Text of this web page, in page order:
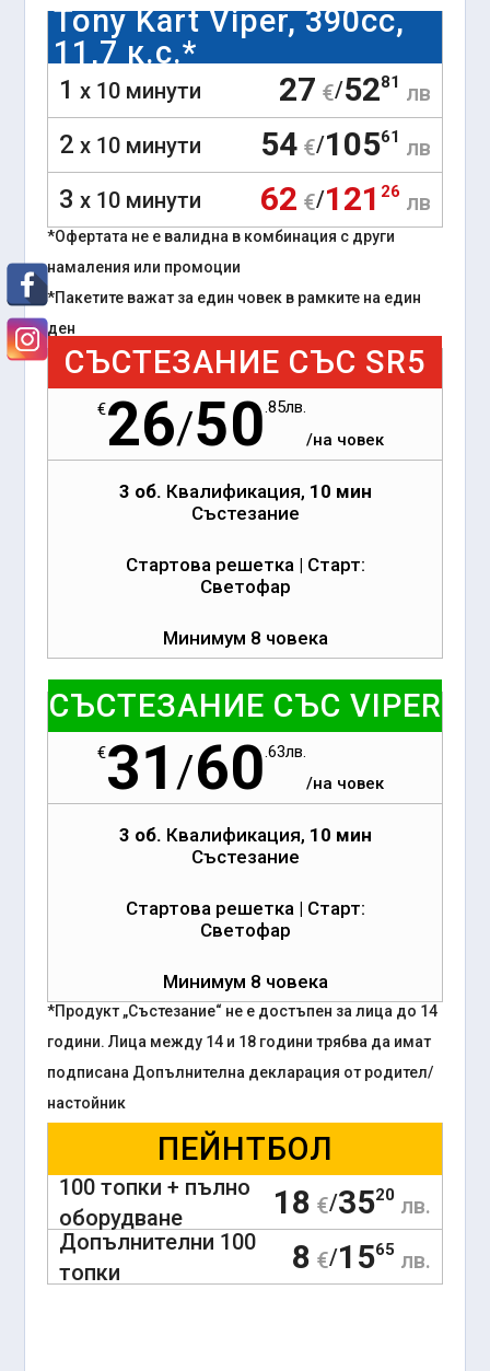
Tony Kart Viper, 390cc,
11,7 к.с.*
1 x 10 минути 27 €/5281 лв
2 x 10 минути 54 €/10561 лв
3 x 10 минути 62 €/121 26 лв
*Офертата не е валидна в комбинация с други
намаления или промоции
*Пакетите важат за един човек в рамките на един
ден
СЪСТЕЗАНИЕ СЪС SR5
€26/50.85лв.
/на човек
3 об. Квалификация, 10 мин
Състезание
Стартова решетка | Старт:
Светофар
Минимум 8 човека
СЪСТЕЗАНИЕ СЪС VIPER
€31 /60.63лв.
/на човек
3 об. Квалификация, 10 мин
Състезание
Стартова решетка | Старт:
Светофар
Минимум 8 човека
*Продукт „Състезание“ не е достъпен за лица до 14
години. Лица между 14 и 18 години трябва да имат
подписана Допълнителна декларация от родител/
настойник
ПЕЙНТБОЛ
100 топки + пълно
оборудване
18 €/3520 лв.
Допълнителни 100
топки
8 €/1565 лв.